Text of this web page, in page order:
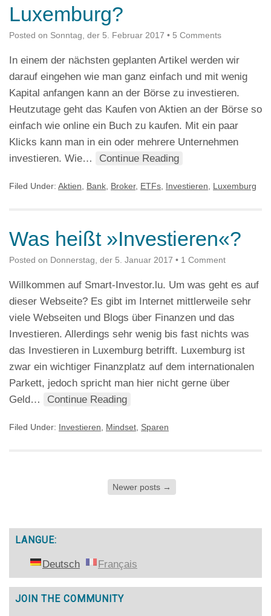
Luxemburg?
Posted on Sonntag, der 5. Februar 2017 • 5 Comments
In einem der nächsten geplanten Artikel werden wir
darauf eingehen wie man ganz einfach und mit wenig
Kapital anfangen kann an der Börse zu investieren.
Heutzutage geht das Kaufen von Aktien an der Börse so
einfach wie online ein Buch zu kaufen. Mit ein paar
Klicks kann man in ein oder mehrere Unternehmen
investieren. Wie…
Continue Reading
Filed Under: Aktien Bank Broker, ETFs Investieren Luxemburg
Was heißt »Investieren«?
Posted on Donnerstag, der 5. Januar 2017 • 1 Comment
Willkommen auf Smart-Investor.lu. Um was geht es auf
dieser Webseite? Es gibt im Internet mittlerweile sehr
viele Webseiten und Blogs über Finanzen und das
Investieren. Allerdings sehr wenig bis fast nichts was
das Investieren in Luxemburg betrifft. Luxemburg ist
zwar ein wichtiger Finanzplatz auf dem internationalen
Parkett, jedoch spricht man hier nicht gerne über
Geld…
Continue Reading
Filed Under: Investieren Mindset Sparen
Newer posts →
LANGUE:
Deutsch Français
JOIN THE COMMUNITY